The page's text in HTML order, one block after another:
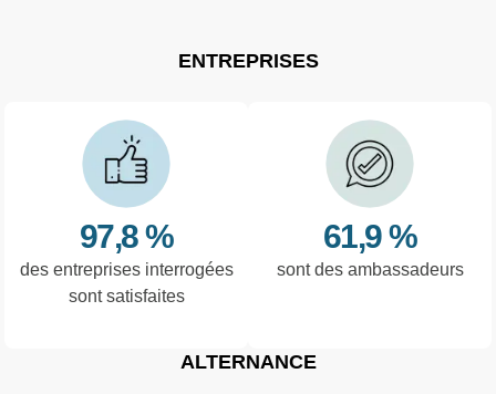
ENTREPRISES
97,8 %
des entreprises interrogées
sont satisfaites
61,9 %
sont des ambassadeurs
ALTERNANCE